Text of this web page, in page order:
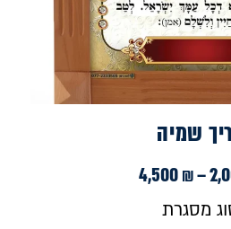
שמיה
–
4,500₪
מסגרת